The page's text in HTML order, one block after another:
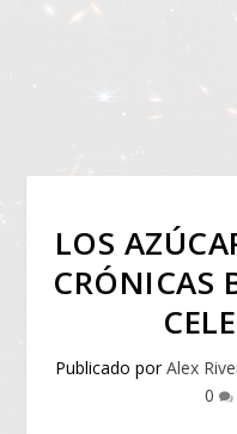
LOS
CRÓNICAS
Publicado porAlex
0